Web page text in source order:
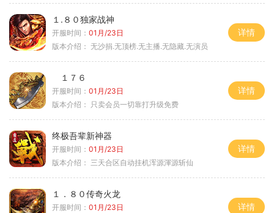
１.８０独家战神
开服时间： 01月/23日
版本介绍： 无沙捐.无顶榜.无主播.无隐藏.无演员
详情
１７６
开服时间： 01月/23日
版本介绍：
只卖会员一切靠打升级免费
详情
终极吾辈新神器
开服时间： 01月/23日
版本介绍： 三天合区自动挂机浑源渾源斩仙
详情
１．８０传奇火龙
开服时间： 01月/23日
详情